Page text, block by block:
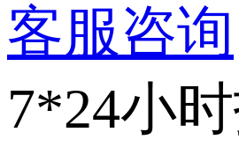
客服咨询
7*24小